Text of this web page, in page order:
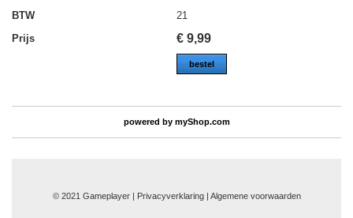
BTW
21
Prijs
€ 9,99
bestel
powered by myShop.com
© 2021 Gameplayer | Privacyverklaring | Algemene voorwaarden